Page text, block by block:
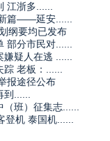
江浙多......
篇——延安......
纲要均已发布
部分市民对......
嫌疑人在逃 ......
踪 老板：......
报途径公布
到......
（班）征集志......
登机 泰国机......